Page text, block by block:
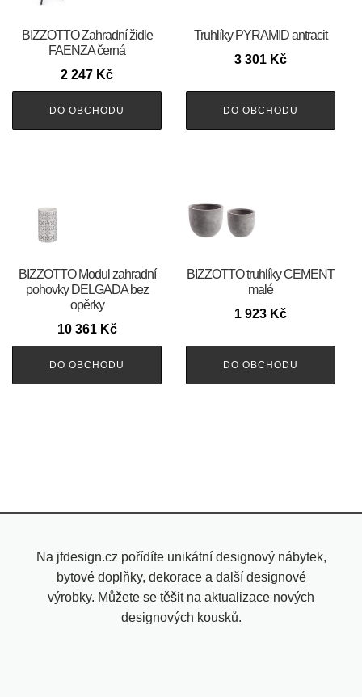
BIZZOTTO Zahradní židle
FAENZA černá
2 247 Kč
DO OBCHODU
Truhlíky PYRAMID antracit
3 301 Kč
DO OBCHODU
BIZZOTTO Modul zahradní
pohovky DELGADA bez
opěrky
10 361 Kč
DO OBCHODU
BIZZOTTO truhlíky CEMENT
malé
1 923 Kč
DO OBCHODU
Na jfdesign.cz pořídíte unikátní designový nábytek,
bytové doplňky, dekorace a další designové
výrobky. Můžete se těšit na aktualizace nových
designových kousků.